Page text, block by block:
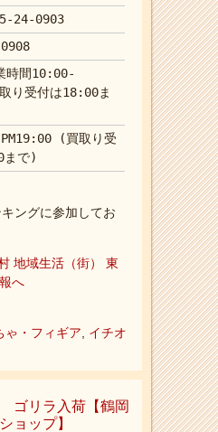
24-0903
時間10:00-
り受付は18:00ま
(買取り受
まで)
ングに参加してお
ゃ・フィギア
イチオ
ゴリラ入荷【鶴岡
ョップ】